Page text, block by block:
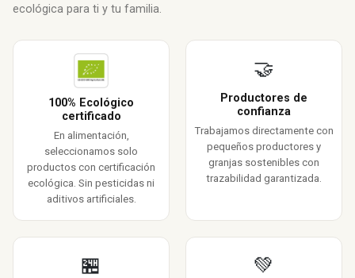
ecológica para ti y tu familia.
100% Ecológico
certificado
En alimentación,
seleccionamos solo
productos con certificación
ecológica. Sin pesticidas ni
aditivos artificiales.
🤝
Productores de
confianza
Trabajamos directamente con
pequeños productores y
granjas sostenibles con
trazabilidad garantizada.
🏪 💚